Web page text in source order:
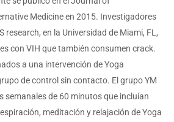
Medicine en 2015. Investigadores
research, en la Universidad de Miami, FL,
con VIH que también consumen crack.
a una intervención de Yoga
de control sin contacto. El grupo YM
semanales de 60 minutos que incluían
meditación y relajación de Yoga